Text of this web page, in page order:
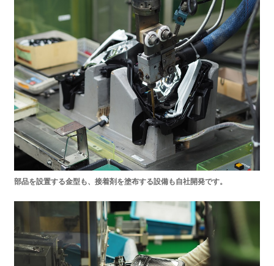
部品を設置する金型も、接着剤を塗布する設備も自社開発です。